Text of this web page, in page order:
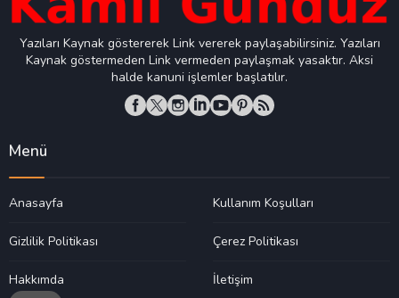
Yazıları Kaynak göstererek Link vererek paylaşabilirsiniz. Yazıları
Kaynak göstermeden Link vermeden paylaşmak yasaktır. Aksi
halde kanuni işlemler başlatılır.
Menü
Anasayfa Kullanım Koşulları
Gizlilik Politikası Çerez Politikası
Hakkımda İletişim